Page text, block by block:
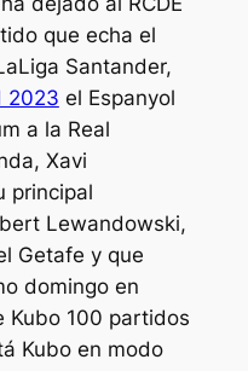
que echa el
Santander,
2023 el Espanyol
a la Real
Xavi
principal
Lewandowski,
Getafe y que
domingo en
Kubo 100 partidos
Kubo en modo